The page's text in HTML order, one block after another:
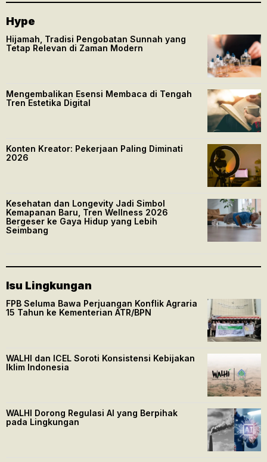
Hype
Hijamah, Tradisi Pengobatan Sunnah yang
Tetap Relevan di Zaman Modern
Mengembalikan Esensi Membaca di Tengah
Tren Estetika Digital
Konten Kreator: Pekerjaan Paling Diminati
2026
Kesehatan dan Longevity Jadi Simbol
Kemapanan Baru, Tren Wellness 2026
Bergeser ke Gaya Hidup yang Lebih
Seimbang
Isu Lingkungan
FPB Seluma Bawa Perjuangan Konflik Agraria
15 Tahun ke Kementerian ATR/BPN
WALHI dan ICEL Soroti Konsistensi Kebijakan
Iklim Indonesia
WALHI Dorong Regulasi AI yang Berpihak
pada Lingkungan